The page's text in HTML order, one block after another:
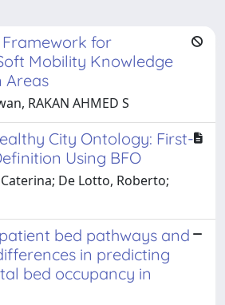
for
Mobility Knowledge
Areas
RAKAN AHMED S
City Ontology: First-
Using BFO
De Lotto, Roberto;
bed pathways and
in predicting
bed occupancy in